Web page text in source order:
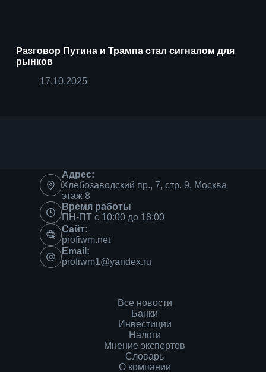
Разговор Путина и Трампа стал сигналом для
рынков
17.10.2025
Адрес:
Хлебозаводский пр., 7, стр. 9, Москва
этаж 8
Время работы
ПН-ПТ с 10:00 до 18:00
Сайт:
profiwm.net
Email:
profiwm1@yandex.ru
Все новости
Банки
Инвестиции
Налоги
Мнение экспертов
Словарь
О компании